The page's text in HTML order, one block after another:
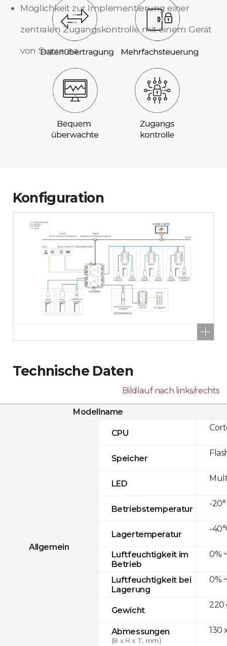
Möglichkeit zur Implementierung einer
zentralen Zugangskontrolle mit einem Gerät
von Suprema
Konfiguration
Technische Daten
Bildlauf nach links/rechts
Modellname
Allgemein
CPU
Speicher
LED
Betriebstemperatur
Lagertemperatur
Luftfeuchtigkeit im
Betrieb
Luftfeuchtigkeit bei
Lagerung
Gewicht
Abmessungen
(B x H x T, mm)
-20°
-
0%
0%
220
130